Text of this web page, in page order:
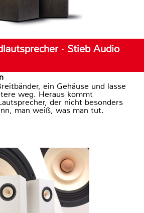
· Stieb Audio
ein Gehäuse und lasse
weg. Heraus kommt
der nicht besonders
man weiß, was man tut.